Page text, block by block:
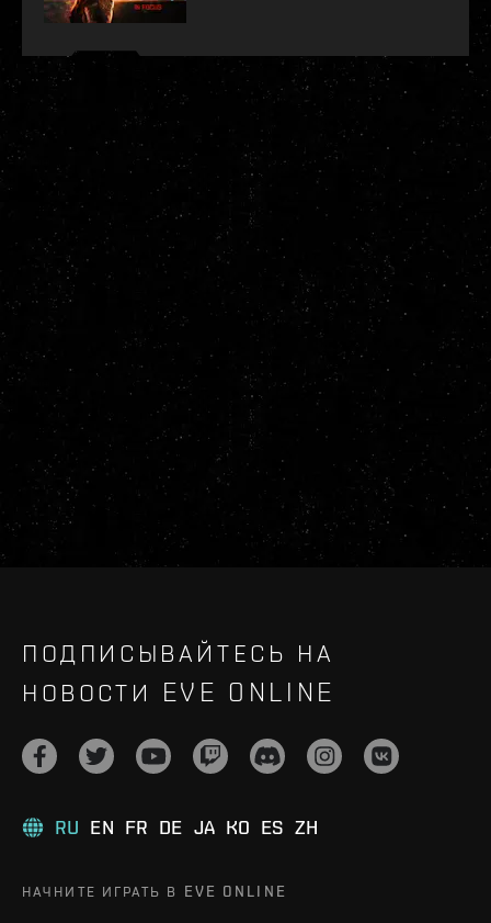
ПОДПИСЫВАЙТЕСЬ НА
НОВОСТИ EVE ONLINE
RU EN FR DE JA KO ES ZH
НАЧНИТЕ ИГРАТЬ В EVE ONLINE